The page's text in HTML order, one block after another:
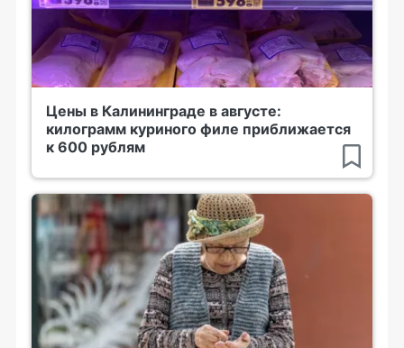
Цены в Калининграде в августе:
килограмм куриного филе приближается
к 600 рублям